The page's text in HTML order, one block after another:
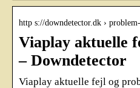
http s://downdetector.dk ›
Viaplay aktuelle
– Downdetector
Viaplay aktuelle fejl og